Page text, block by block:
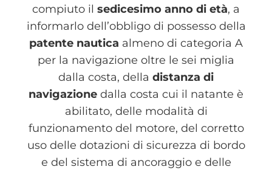
compiuto il sedicesimo anno di età, a
informarlo dell’obbligo di possesso della
patente nautica almeno di categoria A
per la navigazione oltre le sei miglia
dalla costa, della distanza di
navigazione dalla costa cui il natante è
abilitato, delle modalità di
funzionamento del motore, del corretto
uso delle dotazioni di sicurezza di bordo
e del sistema di ancoraggio e delle